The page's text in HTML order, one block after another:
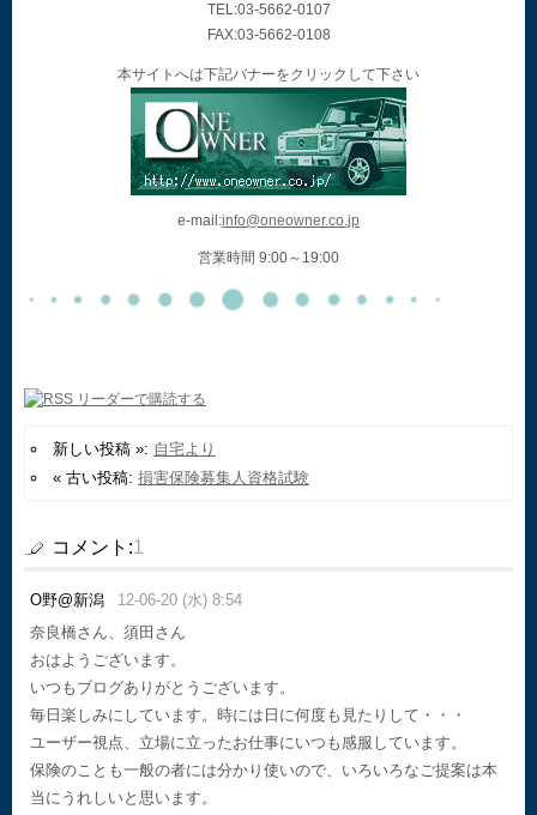
TEL:03-5662-0107
FAX:03-5662-0108
本サイトへは下記バナーをクリックして下さい
e-mail:info@oneowner.co.jp
営業時間 9:00～19:00
新しい投稿 »: 自宅より
« 古い投稿: 損害保険募集人資格試験
コメント:1
O野@新潟
12-06-20 (水) 8:54
奈良橋さん、須田さん
おはようございます。
いつもブログありがとうございます。
毎日楽しみにしています。時には日に何度も見たりして・・・
ユーザー視点、立場に立ったお仕事にいつも感服しています。
保険のことも一般の者には分かり使いので、いろいろなご提案は本
当にうれしいと思います。